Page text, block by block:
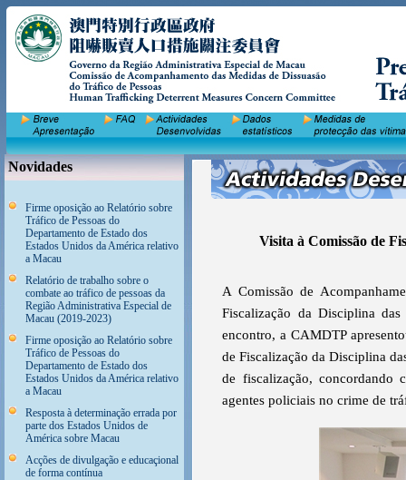
Novidades
Firme oposição ao Relatório sobre
Tráfico de Pessoas do
Departamento de Estado dos
Estados Unidos da América relativo
a Macau
Relatório de trabalho sobre o
combate ao tráfico de pessoas da
Região Administrativa Especial de
Macau (2019-2023)
Firme oposição ao Relatório sobre
Tráfico de Pessoas do
Departamento de Estado dos
Estados Unidos da América relativo
a Macau
Resposta à determinação errada por
parte dos Estados Unidos de
América sobre Macau
Acções de divulgação e educaçional
de forma contínua
Visita à Comissão de
A Comissão de
Fiscalização da Disciplina
encontro, a CAMDTP
de Fiscalização da Disciplina
de fiscalização, concordando
agentes policiais no crime de